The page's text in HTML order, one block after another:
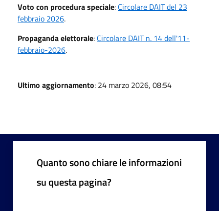
Voto con procedura speciale: Circolare DAIT del 23
febbraio 2026.
Propaganda elettorale: Circolare DAIT n. 14 dell'11-
febbraio-2026.
Ultimo aggiornamento: 24 marzo 2026, 08:54
Quanto sono chiare le informazioni
su questa pagina?